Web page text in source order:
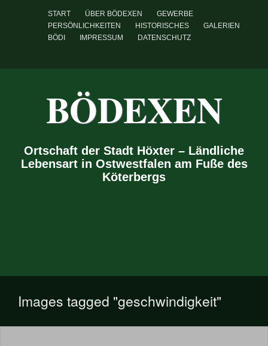
START ÜBER BÖDEXEN
GEWERBE
PERSÖNLICHKEITEN
HISTORISCHES
GALERIEN
BÖDI
IMPRESSUM DATENSCHUTZ
BÖDEXEN
Ortschaft der Stadt Höxter – Ländliche
Lebensart in Ostwestfalen am Fuße des
Köterbergs
Images tagged "geschwindigkeit"